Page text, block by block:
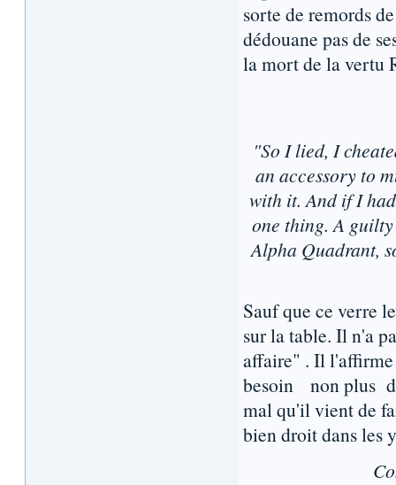
sorte de remords
dédouane pas de
la mort de la vertu
"So I lied, I
an accessory to
with it. And if I
one thing. A
Alpha Quadrant,
Sauf que ce verre
sur la table. Il n'a
affaire" . Il
besoin non plus
mal qu'il vient de
bien droit dans les